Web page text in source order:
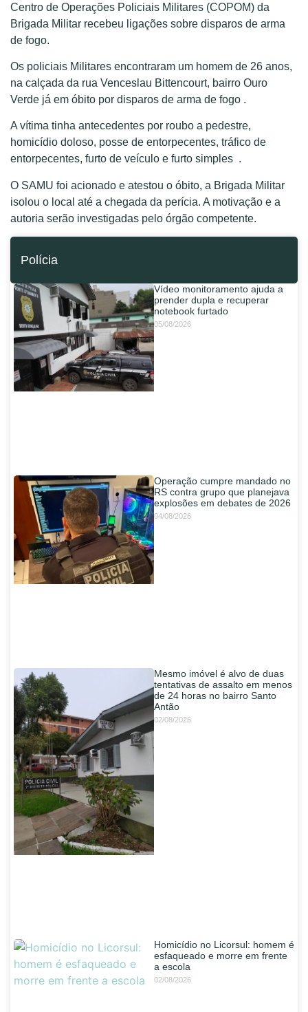
Centro de Operações Policiais Militares (COPOM) da
Brigada Militar recebeu ligações sobre disparos de arma
de fogo.
Os policiais Militares encontraram um homem de 26 anos,
na calçada da rua Venceslau Bittencourt, bairro Ouro
Verde já em óbito por disparos de arma de fogo .
A vítima tinha antecedentes por roubo a pedestre,
homicídio doloso, posse de entorpecentes, tráfico de
entorpecentes, furto de veículo e furto simples .
O SAMU foi acionado e atestou o óbito, a Brigada Militar
isolou o local até a chegada da perícia. A motivação e a
autoria serão investigadas pelo órgão competente.
Polícia
Vídeo monitoramento ajuda a
prender dupla e recuperar
notebook furtado
05/08/2026
Operação cumpre mandado no
RS contra grupo que planejava
explosões em debates de 2026
04/08/2026
Mesmo imóvel é alvo de duas
tentativas de assalto em menos
de 24 horas no bairro Santo
Antão
02/08/2026
Homicídio no Licorsul: homem é
esfaqueado e morre em frente
a escola
02/08/2026